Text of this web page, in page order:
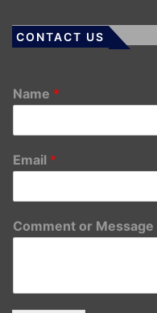
CONTACT US
Name *
Email *
Comment or Message